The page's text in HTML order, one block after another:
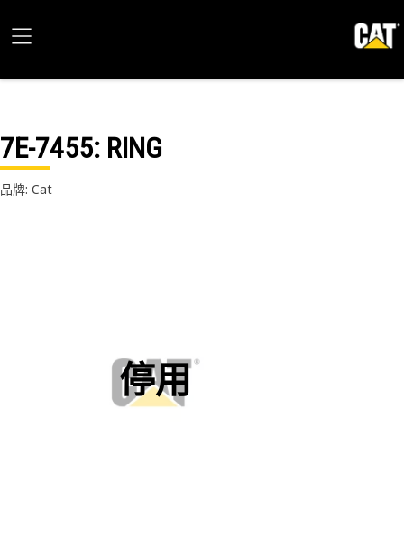
7E-7455: RING
品牌: Cat
停用